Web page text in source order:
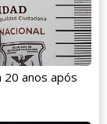
20 anos após